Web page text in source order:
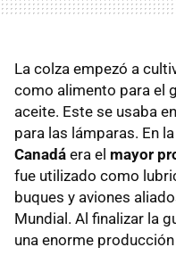
La colza empezó a
como alimento para el
aceite. Este se usaba
para las lámparas. En
Canadá era el mayor
fue utilizado como
buques y aviones
Mundial. Al finalizar la
una enorme